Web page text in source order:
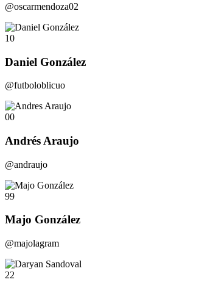
@oscarmendoza02
10
Daniel González
@futboloblicuo
00
Andrés Araujo
@andraujo
99
Majo González
@majolagram
22